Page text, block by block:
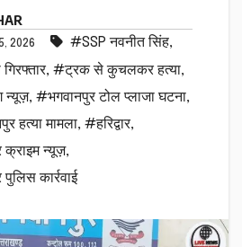
2026 #SSP नवनीत सिंह,
, #ट्रक से कुचलकर हत्या,
न्यूज़, #भगवानपुर टोल प्लाजा घटना,
हत्या मामला, #हरिद्वार,
क्राइम न्यूज़,
पुलिस कार्रवाई